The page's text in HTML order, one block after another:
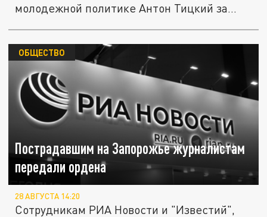
молодежной политике Антон Тицкий за...
Пострадавшим на Запорожье журналистам
передали ордена
ОБЩЕСТВО
28 АВГУСТА 14:20
Сотрудникам РИА Новости и "Известий",